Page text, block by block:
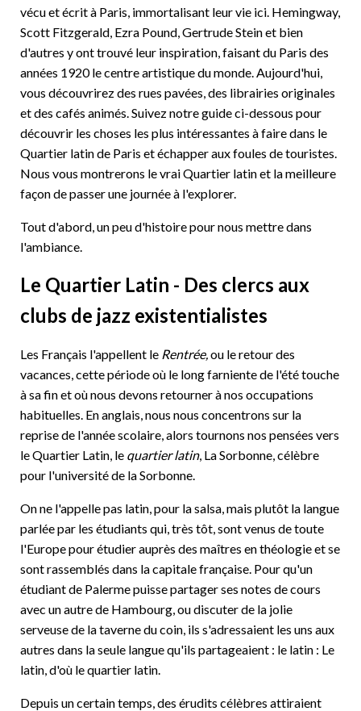
vécu et écrit à Paris, immortalisant leur vie ici. Hemingway,
Scott Fitzgerald, Ezra Pound, Gertrude Stein et bien
d'autres y ont trouvé leur inspiration, faisant du Paris des
années 1920 le centre artistique du monde. Aujourd'hui,
vous découvrirez des rues pavées, des librairies originales
et des cafés animés. Suivez notre guide ci-dessous pour
découvrir les choses les plus intéressantes à faire dans le
Quartier latin de Paris et échapper aux foules de touristes.
Nous vous montrerons le vrai Quartier latin et la meilleure
façon de passer une journée à l'explorer.
Tout d'abord, un peu d'histoire pour nous mettre dans
l'ambiance.
Le Quartier Latin - Des clercs aux
clubs de jazz existentialistes
Les Français l'appellent le Rentrée,ou le retour des
vacances, cette période où le long farniente de l'été touche
à sa fin et où nous devons retourner à nos occupations
habituelles. En anglais, nous nous concentrons sur la
reprise de l'année scolaire, alors tournons nos pensées vers
le Quartier Latin, le quartier latin, La Sorbonne, célèbre
pour l'université de la Sorbonne.
On ne l'appelle pas latin, pour la salsa, mais plutôt la langue
parlée par les étudiants qui, très tôt, sont venus de toute
l'Europe pour étudier auprès des maîtres en théologie et se
sont rassemblés dans la capitale française. Pour qu'un
étudiant de Palerme puisse partager ses notes de cours
avec un autre de Hambourg, ou discuter de la jolie
serveuse de la taverne du coin, ils s'adressaient les uns aux
autres dans la seule langue qu'ils partageaient : le latin : Le
latin, d'où le quartier latin.
Depuis un certain temps, des érudits célèbres attiraient